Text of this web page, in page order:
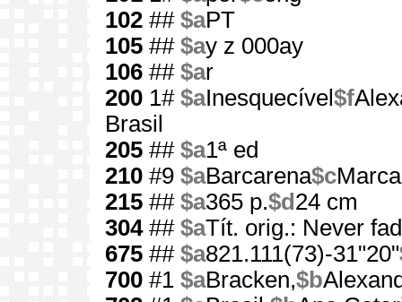
102 ## $aPT
105 ## $ay z 000ay
106 ## $ar
200 1# $aInesquecível $f
Brasil
205 ## $a1ª ed
210 #9 $aBarcarena$c
215 ## $a365 p.$d 24 cm
304## $aTít. orig.: Never
675 ## $a821.111(73)-31"20"
700 #1 $aBracken,$b